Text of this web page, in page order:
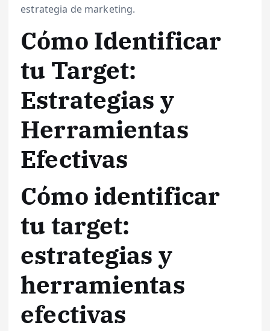
estrategia de marketing.
Cómo Identificar
tu Target:
Estrategias y
Herramientas
Efectivas
Cómo identificar
tu target:
estrategias y
herramientas
efectivas